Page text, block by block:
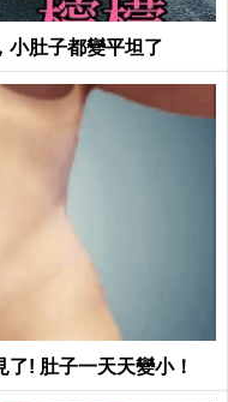
小肚子都變平坦了
! 肚子一天天變小！